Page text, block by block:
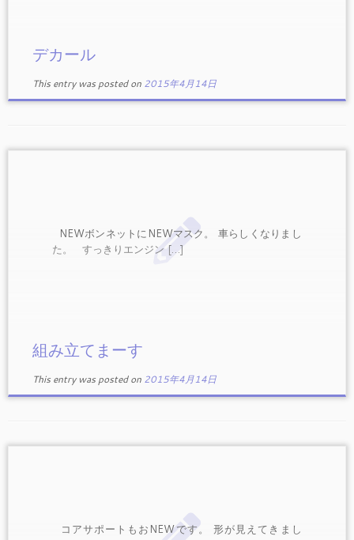
デカール
This entry was posted on 2015年4月14日
NEWボンネットにNEWマスク。 車らしくなりまし
た。 すっきりエンジン […]
組み立てまーす
This entry was posted on 2015年4月14日
コアサポートもおNEWです。 形が見えてきまし